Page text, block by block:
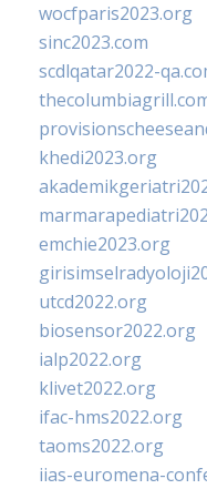
wocfparis2023.org
sinc2023.com
scdlqatar2022-
khedi2023.org
emchie2023.org
utcd2022.org
biosensor2022.org
ialp2022.org
klivet2022.org
ifac-hms2022.org
taoms2022.org
iias-euromena-